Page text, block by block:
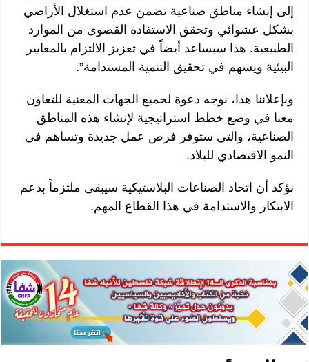
إلى إنشاء مناطق صناعية تضمن عدم استغلال الأراضي
بشكل عشوائي وتحقق الاستفادة القصوى من الموارد
الطبيعية. هذا سيساعد أيضاً في تعزيز الالتزام بالمعايير
البيئية ويسهم في تحقيق التنمية المستدامة”.
وبإعلاننا هذا، نوجه دعوة لجميع الجهات المعنية للتعاون
معنا في وضع خطط استراتيجية لإنشاء هذه المناطق
الصناعية، والتي ستوفر فرص عمل جديدة وتساهم في
النمو الاقتصادي للبلاد.
نؤكد أن اتحاد الصناعات البلاستيكية سيبقى ملتزماً بدعم
الابتكار والاستدامة في هذا القطاع المهم.